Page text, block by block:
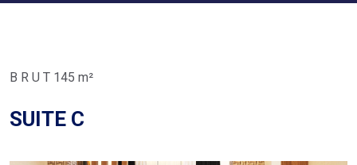
B R U T 145 m²
SUITE C